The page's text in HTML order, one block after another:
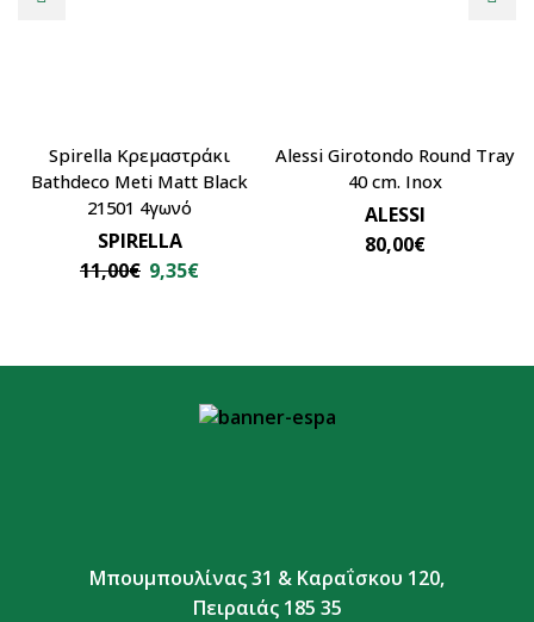
Spirella Κρεμαστράκι
Bathdeco Meti Matt Black
21501 4γωνό
SPIRELLA
11,00€ 9,35€
Alessi Girotondo Round Tray
40 cm. Inox
ALESSI
80,00€
Μπουμπουλίνας 31 & Καραΐσκου 120,
Πειραιάς 185 35